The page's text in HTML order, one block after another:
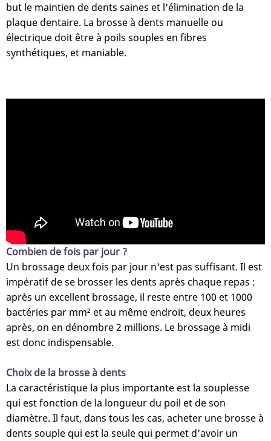
but le maintien de dents saines et l'élimination de la
plaque dentaire. La brosse à dents manuelle ou
électrique doit être à poils souples en fibres
synthétiques, et maniable.
Combien de fois par jour ?
Un brossage deux fois par jour n'est pas suffisant. Il est
impératif de se brosser les dents après chaque repas :
après un excellent brossage, il reste entre 100 et 1000
bactéries par mm² et au même endroit, deux heures
après, on en dénombre 2 millions. Le brossage à midi
est donc indispensable.
Choix de la brosse à dents
La caractéristique la plus importante est la souplesse
qui est fonction de la longueur du poil et de son
diamètre. Il faut, dans tous les cas, acheter une brosse à
dents souple qui est la seule qui permet d'avoir un